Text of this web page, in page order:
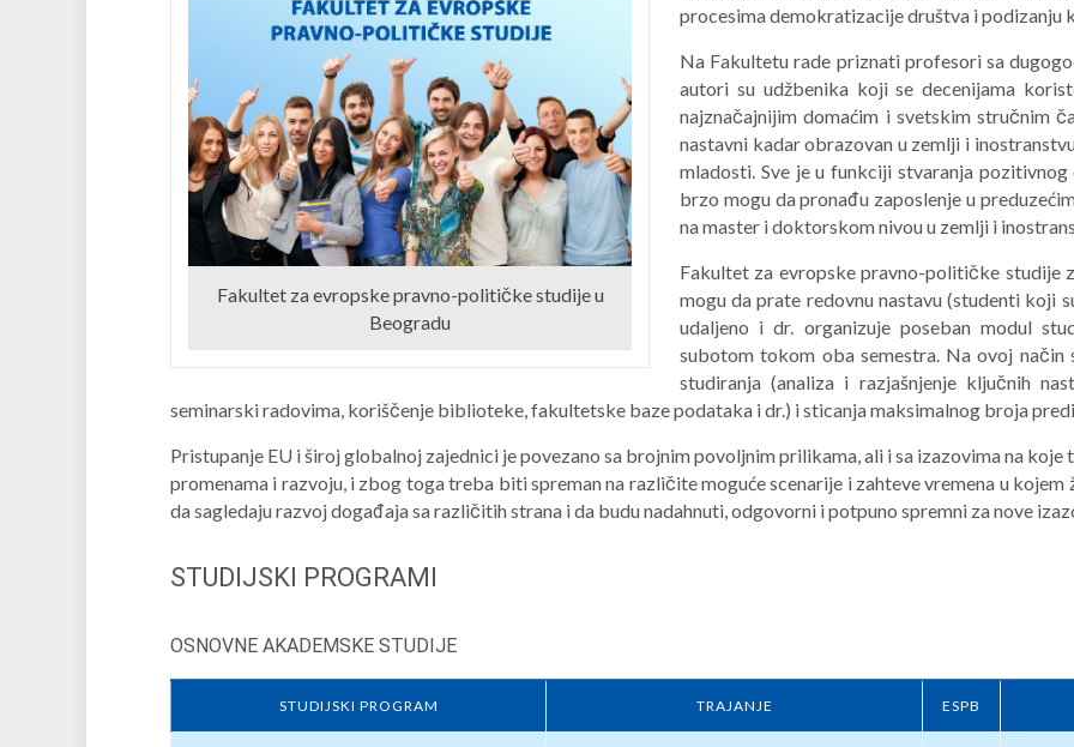
Fakultet za evropske pravno-političke studije u
Beogradu
procesima demokratizacije društva i
Na Fakultetu rade priznati profesori sa
autori su udžbenika koji se decenijama
najznačajnijim domaćim i svetskim stručnim
nastavni kadar obrazovan u zemlji i
mladosti. Sve je u funkciji stvaranja
brzo mogu da pronađu zaposlenje u
na master i doktorskom nivou u zemlji i
Fakultet za evropske pravno-političke studije
mogu da prate redovnu nastavu (studenti koji
udaljeno i dr. organizuje poseban modul
subotom tokom oba semestra. Na ovoj
studiranja (analiza i razjašnjenje ključnih
seminarski radovima, koriščenje biblioteke, fakultetske baze podataka i dr.) i sticanja maksimalnog broja
Pristupanje EU i široj globalnoj zajednici je povezano sa brojnim povoljnim prilikama, ali i sa izazovima na
promenama i razvoju, i zbog toga treba biti spreman na različite moguće scenarije i zahteve vremena u
da sagledaju razvoj događaja sa različitih strana i da budu nadahnuti, odgovorni i potpuno spremni za nove
STUDIJSKI PROGRAMI
OSNOVNE AKADEMSKE STUDIJE
STUDIJSKI PROGRAM TRAJANJE ESPB